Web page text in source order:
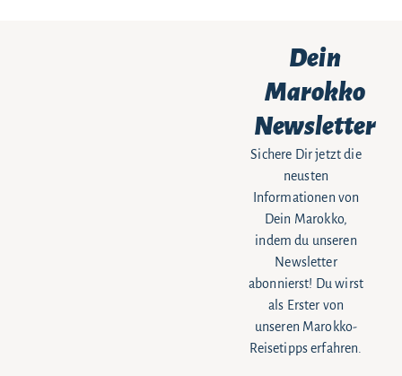
Dein
Marokko
Newsletter
Sichere Dir jetzt die
neusten
Informationen von
Dein Marokko,
indem du unseren
Newsletter
abonnierst! Du wirst
als Erster von
unseren Marokko-
Reisetipps erfahren.